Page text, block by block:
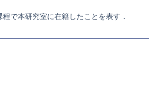
で本研究室に在籍したことを表す．